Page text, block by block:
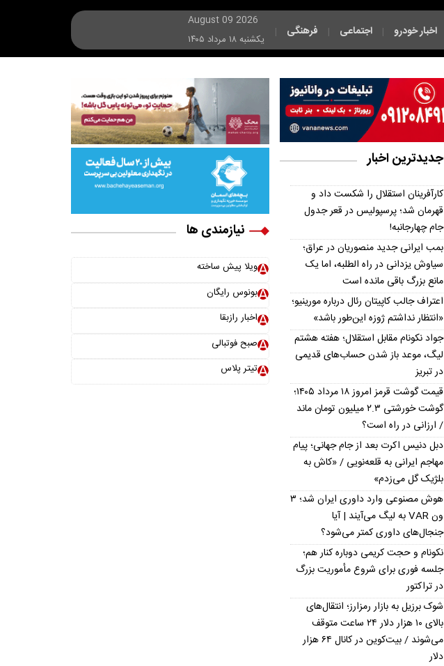
اخبار خودرو | اجتماعی | فرهنگی |
August 09 2026
يکشنبه ۱۸ مرداد ۱۴۰۵
جدیدترین اخبار
کارآفرینان استقلال را شکست داد و
قهرمان شد؛ پرسپولیس در قعر جدول
جام چهارجانبه!
بمب ایرانی جدید منصوریان در عراق؛
سیاوش یزدانی در راه الطلبه، اما یک
مانع بزرگ باقی مانده است
اعتراف جالب کاپیتان رئال درباره مورینیو؛
«انتظار نداشتم ژوزه این‌طور باشد»
جواد نکونام مقابل استقلال؛ هفته هشتم
لیگ، موعد باز شدن حساب‌های قدیمی
در تبریز
قیمت گوشت قرمز امروز ۱۸ مرداد ۱۴۰۵؛
گوشت خورشتی ۲.۳ میلیون تومان ماند
/ ارزانی در راه است؟
دبل دنیس اکرت بعد از جام جهانی؛ پیام
مهاجم ایرانی به قلعه‌نویی / «کاش به
بلژیک گل می‌زدم»
هوش مصنوعی وارد داوری ایران شد؛ ۳
ون VAR به لیگ می‌آیند | آیا
جنجال‌های داوری کمتر می‌شود؟
نکونام و حجت کریمی دوباره کنار هم؛
جلسه فوری برای شروع مأموریت بزرگ
در تراکتور
شوک برزیل به بازار رمزارز؛ انتقال‌های
بالای ۱۰ هزار دلار ۲۴ ساعت متوقف
می‌شوند / بیت‌کوین در کانال ۶۴ هزار
دلار
نیازمندی ها
ویلا پیش ساخته
بونوس رایگان
اخبار رازبقا
صبح فوتبالی
تیتر پلاس